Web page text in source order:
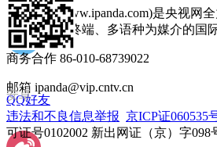
QQ好友
安卓
熊猫频道(www.ipanda.com)是央视网
主题，以多终端、多语种为媒介的国
商务合作 86-010-68739022
邮箱 ipanda@vip.cntv.cn
违法和不良信息举报 京ICP证060535
可证号0102002 新出网证（京）字098